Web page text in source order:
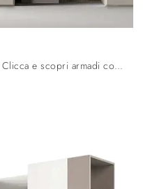
Cerchi un armadio in melaminico? Clicca e scopri armadi componibili con ante battenti di Moretti Compact Giorno Notte.